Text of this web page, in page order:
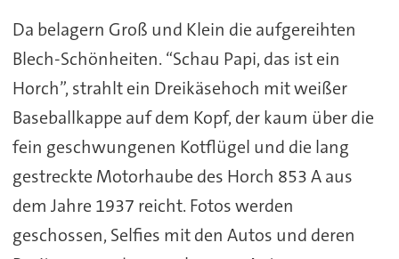
Da belagern Groß und Klein die aufgereihten
Blech-Schönheiten. “Schau Papi, das ist ein
Horch”, strahlt ein Dreikäsehoch mit weißer
Baseballkappe auf dem Kopf, der kaum über die
fein geschwungenen Kotflügel und die lang
gestreckte Motorhaube des Horch 853 A aus
dem Jahre 1937 reicht. Fotos werden
geschossen, Selfies mit den Autos und deren